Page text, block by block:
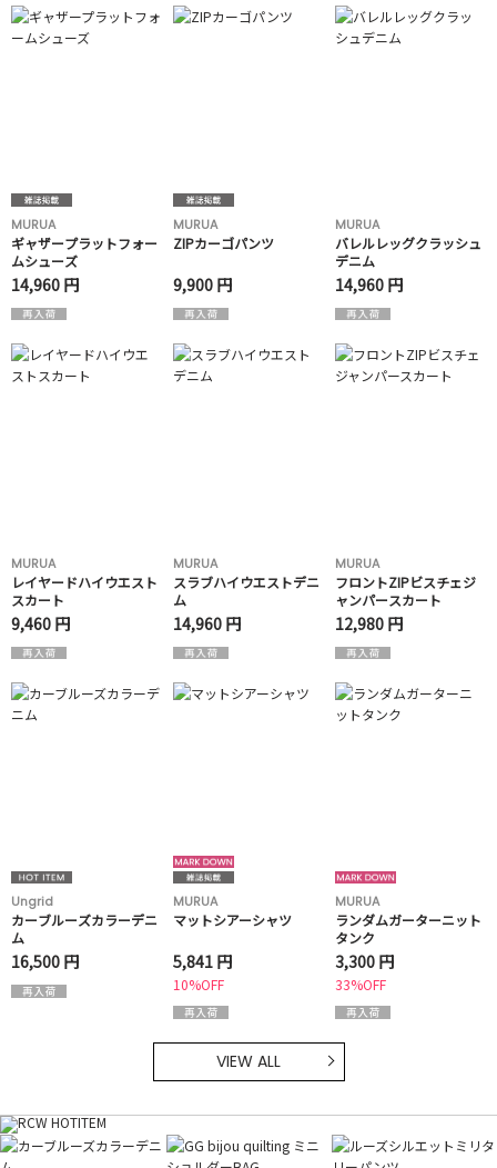
MURUA
ギャザープラットフォー
ムシューズ
14,960 円
MURUA
ZIPカーゴパンツ
9,900 円
MURUA
バレルレッグクラッシュ
デニム
14,960 円
MURUA
レイヤードハイウエスト
スカート
9,460 円
MURUA
スラブハイウエストデニ
ム
14,960 円
MURUA
フロントZIPビスチェジ
ャンパースカート
12,980 円
Ungrid
カーブルーズカラーデニ
ム
16,500 円
MURUA
マットシアーシャツ
5,841 円
10%OFF
MURUA
ランダムガーターニット
タンク
3,300 円
33%OFF
VIEW ALL